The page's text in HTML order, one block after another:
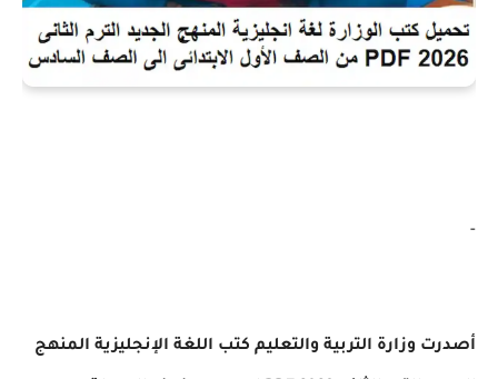
-
أصدرت وزارة التربية والتعليم كتب اللغة الإنجليزية المنهج